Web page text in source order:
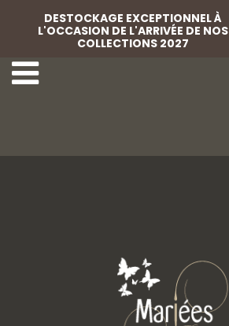
34-Marylise
DESTOCKAGE EXCEPTIONNEL À
L'OCCASION DE L'ARRIVÉE DE NOS
COLLECTIONS 2027